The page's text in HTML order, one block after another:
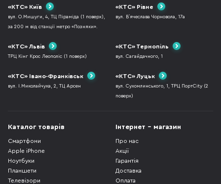
«КТС» Київ
вул. О.Мишуги, 4, ТЦ Піраміда (1 поверх),
за 200 м від станції метро «Позняки».
«КТС» Рівне
вул. В`ячеслава Чорновола, 17а
«КТС» Львів
ТРЦ Кінг Крос Леополіс (1 поверх)
«КТС» Тернопіль
вул. Сагайдачного, 1
«КТС» Івано-Франківськ
вул. І.Миколайчука, 2, ТЦ Арсен
«КТС» Луцьк
вул. Сухомлинського, 1, ТРЦ ПортCity (2
поверх)
Каталог товарів
Смартфони
Apple iPhone
Ноутбуки
Планшети
Телевізори
Інтернет - магазин
Про нас
Акції
Гарантія
Доставка
Оплата